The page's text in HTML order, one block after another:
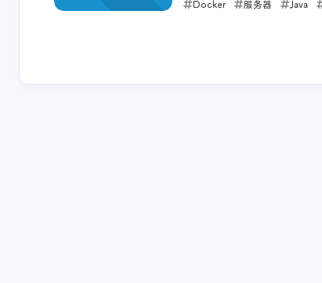
Docker 服务器 Java
shift L 友链页面